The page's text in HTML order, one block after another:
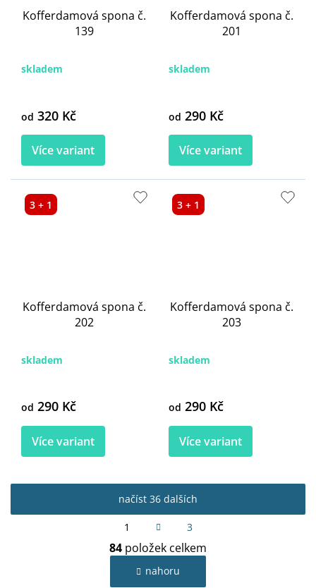
Kofferdamová spona č.
139
skladem
od 320 Kč
Více variant
Kofferdamová spona č.
201
skladem
od 290 Kč
Více variant
3 + 1
Kofferdamová spona č.
202
skladem
od 290 Kč
Více variant
3 + 1
Kofferdamová spona č.
203
skladem
od 290 Kč
Více variant
O
v
l
načíst 36 dalších
S
t
r
á
n
k
1 3
84 položek celkem
nahoru